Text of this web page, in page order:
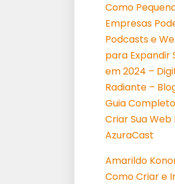
Como
Empresas
Podcasts e
para Expandir
em 2024 –
Radiante –
Guia
Criar Sua
AzuraCast
Amarildo
Como Criar e